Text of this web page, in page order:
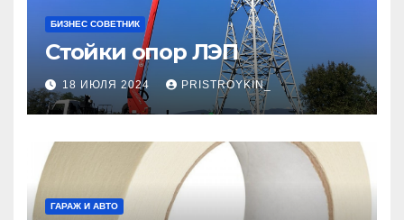
БИЗНЕС СОВЕТНИК
Стойки опор ЛЭП
18 ИЮЛЯ 2024 PRISTROYKIN_
ГАРАЖ И АВТО